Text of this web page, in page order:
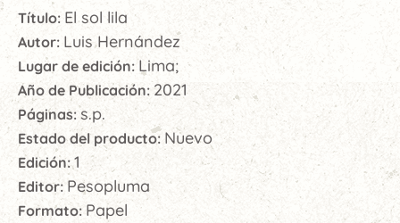
Título: El sol lila
Autor: Luis Hernández
Lugar de edición: Lima;
Año de Publicación: 2021
Páginas: s.p.
Estado del producto: Nuevo
Edición:1
Editor: Pesopluma
Formato: Papel